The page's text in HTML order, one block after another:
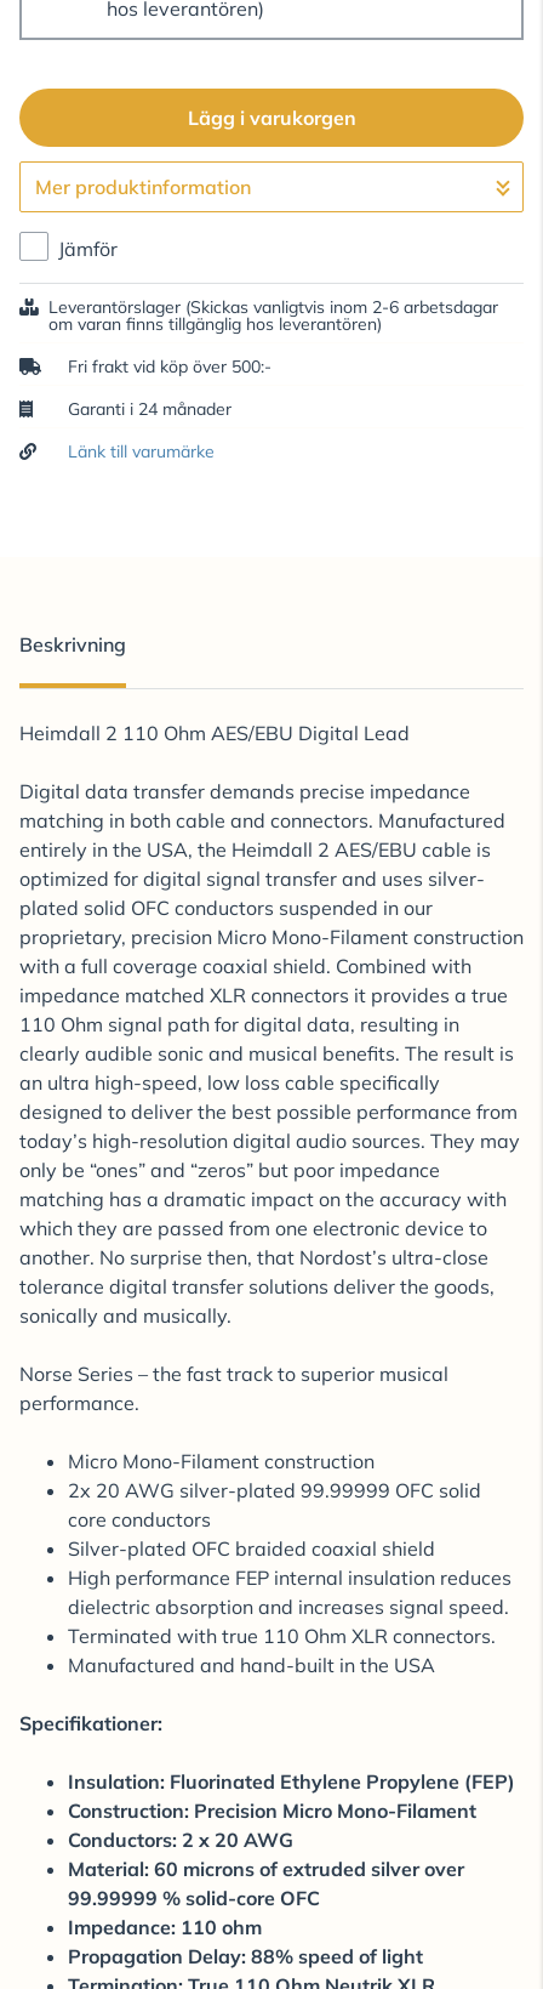
hos leverantören)
Lägg i varukorgen
Gå till kassan
Mer produktinformation
Jämför
Leverantörslager (Skickas vanligtvis inom 2-6 arbetsdagar
om varan finns tillgänglig hos leverantören)
Fri frakt vid köp över 500:-
Garanti i 24 månader
Länk till varumärke
Beskrivning
Heimdall 2 110 Ohm AES/EBU Digital Lead
Digital data transfer demands precise impedance
matching in both cable and connectors. Manufactured
entirely in the USA, the Heimdall 2 AES/EBU cable is
optimized for digital signal transfer and uses silver-
plated solid OFC conductors suspended in our
proprietary, precision Micro Mono-Filament construction
with a full coverage coaxial shield. Combined with
impedance matched XLR connectors it provides a true
110 Ohm signal path for digital data, resulting in
clearly audible sonic and musical benefits. The result is
an ultra high-speed, low loss cable specifically
designed to deliver the best possible performance from
today’s high-resolution digital audio sources. They may
only be “ones” and “zeros” but poor impedance
matching has a dramatic impact on the accuracy with
which they are passed from one electronic device to
another. No surprise then, that Nordost’s ultra-close
tolerance digital transfer solutions deliver the goods,
sonically and musically.
Norse Series – the fast track to superior musical
performance.
Micro Mono-Filament construction
2x 20 AWG silver-plated 99.99999 OFC solid
core conductors
Silver-plated OFC braided coaxial shield
High performance FEP internal insulation reduces
dielectric absorption and increases signal speed.
Terminated with true 110 Ohm XLR connectors.
Manufactured and hand-built in the USA
Specifikationer:
Insulation: Fluorinated Ethylene Propylene (FEP)
Construction: Precision Micro Mono-Filament
Conductors: 2 x 20 AWG
Material: 60 microns of extruded silver over
99.99999 % solid-core OFC
Impedance: 110 ohm
Propagation Delay: 88% speed of light